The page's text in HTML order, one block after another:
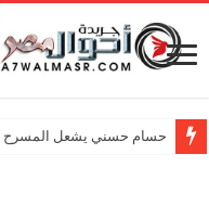
حسام حسني يشعل المسرح